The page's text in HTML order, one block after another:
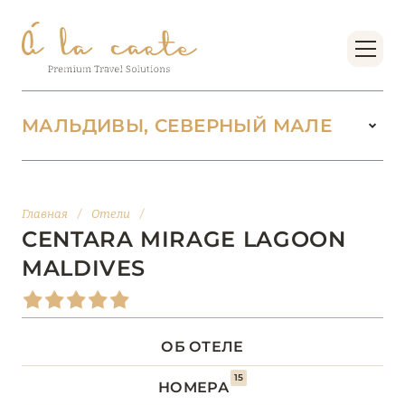
МАЛЬДИВЫ, СЕВЕРНЫЙ МАЛЕ
АДДУ
АТОЛЛ РАА
ВААВУ
Главная / Отели /
CENTARA MIRAGE LAGOON
MALDIVES
ОБ ОТЕЛЕ
НОМЕРА
15